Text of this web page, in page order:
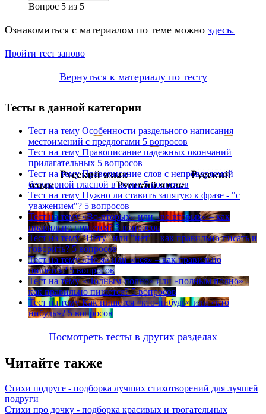
Вопрос 5 из 5
Ознакомиться с материалом по теме можно здесь.
Пройти тест заново
Вернуться к материалу по тесту
Тесты в данной категории
Тест на тему Особенности раздельного написания
местоимений с предлогами 5 вопросов
Тест на тему Правописание падежных окончаний
прилагательных 5 вопросов
Тест на тему Правописание слов с непроверяемой
безударной гласной в корне 5 вопросов
Тест на тему Нужно ли ставить запятую к фразе - "с
уважением"? 5 вопросов
Тест на тему «Во-вторых» или «во вторых» – как
правильно пишется? 5 вопросов
Тест на тему "Нету" или "нет" - как правильно писать и
говорить? 5 вопросов
Тест на тему «Не я» или «нея» – как правильно
пишется? 5 вопросов
Тест на тему «Полным-полно» или «полным полно» -
как правильно пишется? 5 вопросов
Тест на тему Как пишется «кто-нибудь» или «кто
нибудь»? 5 вопросов
Посмотреть тесты в других разделах
Читайте также
Стихи подруге - подборка лучших стихотворений для лучшей
подруги
Стихи про дочку - подборка красивых и трогательных